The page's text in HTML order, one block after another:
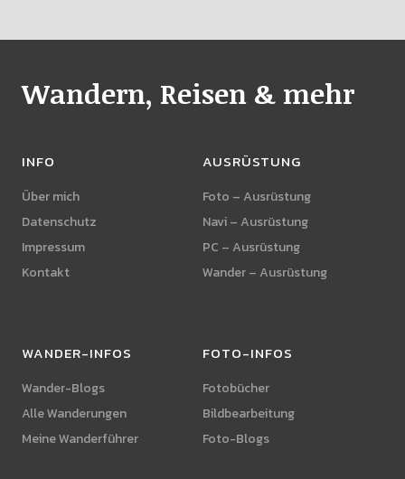
Wandern, Reisen & mehr
INFO
Über mich
Datenschutz
Impressum
Kontakt
AUSRÜSTUNG
Foto – Ausrüstung
Navi – Ausrüstung
PC – Ausrüstung
Wander – Ausrüstung
WANDER-INFOS
Wander-Blogs
Alle Wanderungen
Meine Wanderführer
FOTO-INFOS
Fotobücher
Bildbearbeitung
Foto-Blogs